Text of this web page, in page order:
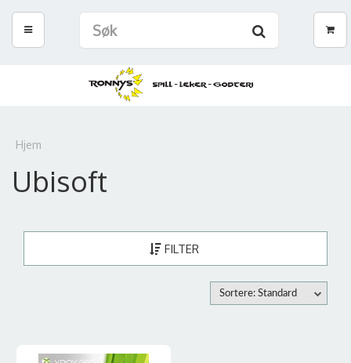
Hjem
Ubisoft
FILTER
Sortere: Standard